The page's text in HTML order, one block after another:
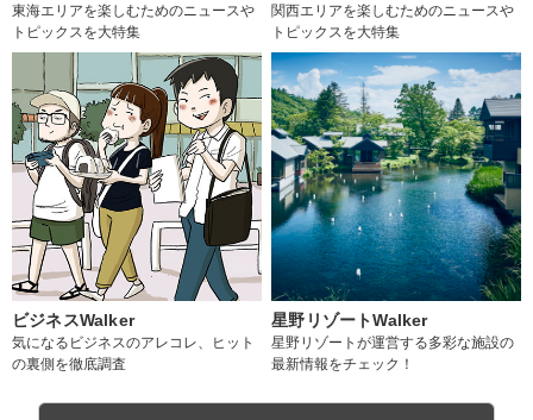
東海エリアを楽しむためのニュースや
トピックスを大特集
関西エリアを楽しむためのニュースや
トピックスを大特集
ビジネスWalker
気になるビジネスのアレコレ、ヒット
の裏側を徹底調査
星野リゾートWalker
星野リゾートが運営する多彩な施設の
最新情報をチェック！